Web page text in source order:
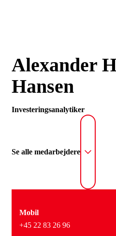
Alexander
Hansen
Investeringsanalytiker
Se alle medarbejdere
Mobil
+45 22 83 26 96